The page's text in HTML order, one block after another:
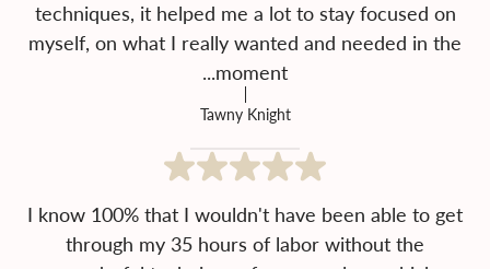
techniques, it helped me a lot to stay focused on
myself, on what I really wanted and needed in the
moment...
Tawny Knight
I know 100% that I wouldn't have been able to get
through my 35 hours of labor without the